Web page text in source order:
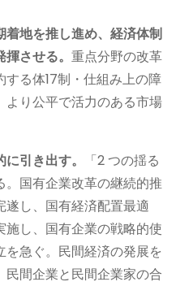
着地を推し進め、経済体制
させる。 重点分野の改革
る体17制・仕組み上の障
り公平で活力のある市場
引き出す。
「2 つの揺る
。国有企業改革の継続的推
し、国有経済配置最適
し、国有企業の戦略的使
急ぐ。民間経済の発展を
間企業と民間企業家の合